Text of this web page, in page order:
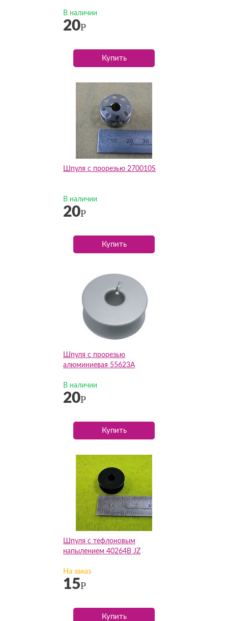
В наличии
20Р
Купить
Шпуля с прорезью 270010S
В наличии
20Р
Купить
Шпуля с прорезью
алюминиевая 55623A
В наличии
20Р
Купить
Шпуля с тефлоновым
напылением 40264В JZ
На заказ
15Р
Купить